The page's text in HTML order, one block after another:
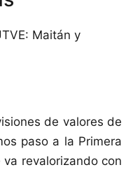
de valores de
paso a la Primera
revalorizando con